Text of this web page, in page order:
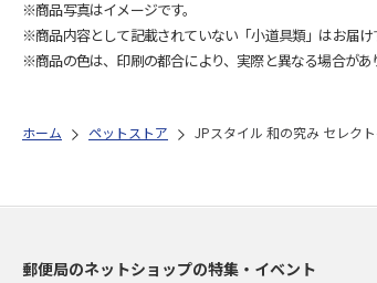
※商品写真はイメージです。
※商品内容として記載されていない「小道具類」はお届け
※商品の色は、印刷の都合により、実際と異なる場合があ
ホーム ペットストア JPスタイル 和の究み セレク
郵便局のネットショップの特集・イベント